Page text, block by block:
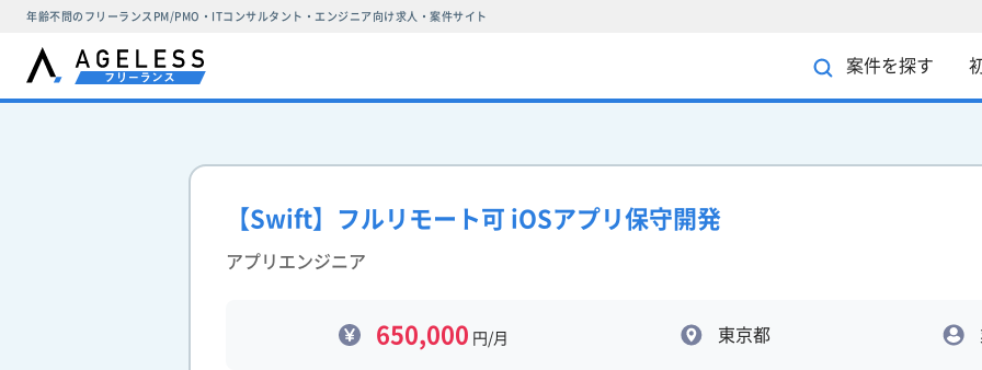
年齢不問のフリーランスPM/PMO・ITコンサルタント・エンジニア向け求人・案件サイト
案件を探す
【Swift】フルリモート可 iOSアプリ保守開発
アプリエンジニア
650,000 円/月 東京都